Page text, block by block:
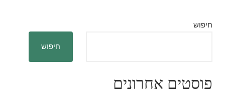
חיפוש
חיפוש
פוסטים אחרונים